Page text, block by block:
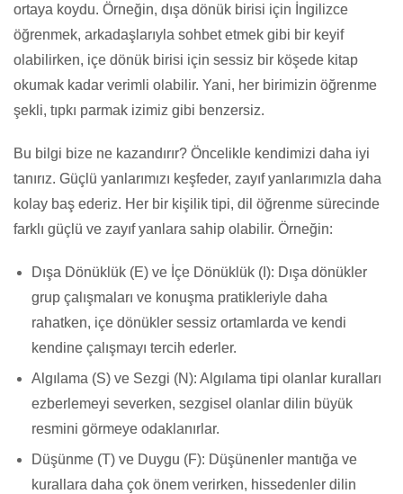
ortaya koydu. Örneğin, dışa dönük birisi için İngilizce
öğrenmek, arkadaşlarıyla sohbet etmek gibi bir keyif
olabilirken, içe dönük birisi için sessiz bir köşede kitap
okumak kadar verimli olabilir. Yani, her birimizin öğrenme
şekli, tıpkı parmak izimiz gibi benzersiz.
Bu bilgi bize ne kazandırır? Öncelikle kendimizi daha iyi
tanırız. Güçlü yanlarımızı keşfeder, zayıf yanlarımızla daha
kolay baş ederiz. Her bir kişilik tipi, dil öğrenme sürecinde
farklı güçlü ve zayıf yanlara sahip olabilir. Örneğin:
Dışa Dönüklük (E) ve İçe Dönüklük (I): Dışa dönükler
grup çalışmaları ve konuşma pratikleriyle daha
rahatken, içe dönükler sessiz ortamlarda ve kendi
kendine çalışmayı tercih ederler.
Algılama (S) ve Sezgi (N): Algılama tipi olanlar kuralları
ezberlemeyi severken, sezgisel olanlar dilin büyük
resmini görmeye odaklanırlar.
Düşünme (T) ve Duygu (F): Düşünenler mantığa ve
kurallara daha çok önem verirken, hissedenler dilin